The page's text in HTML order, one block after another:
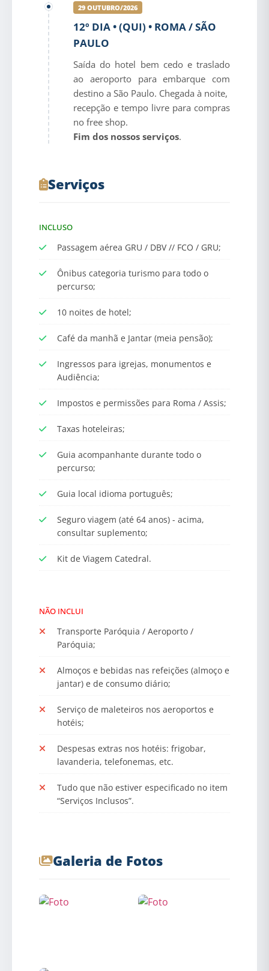
29 OUTUBRO/2026
12º DIA • (QUI) • ROMA / SÃO
PAULO
Saída do hotel bem cedo e traslado
ao aeroporto para embarque com
destino a São Paulo. Chegada à noite,
recepção e tempo livre para compras
no free shop.
Fim dos nossos serviços.
Serviços
INCLUSO
Passagem aérea GRU / DBV // FCO / GRU;
Ônibus categoria turismo para todo o
percurso;
10 noites de hotel;
Café da manhã e Jantar (meia pensão);
Ingressos para igrejas, monumentos e
Audiência;
Impostos e permissões para Roma / Assis;
Taxas hoteleiras;
Guia acompanhante durante todo o
percurso;
Guia local idioma português;
Seguro viagem (até 64 anos) - acima,
consultar suplemento;
Kit de Viagem Catedral.
NÃO INCLUI
Transporte Paróquia / Aeroporto /
Paróquia;
Almoços e bebidas nas refeições (almoço e
jantar) e de consumo diário;
Serviço de maleteiros nos aeroportos e
hotéis;
Despesas extras nos hotéis: frigobar,
lavanderia, telefonemas, etc.
Tudo que não estiver especificado no item
“Serviços Inclusos”.
Galeria de Fotos